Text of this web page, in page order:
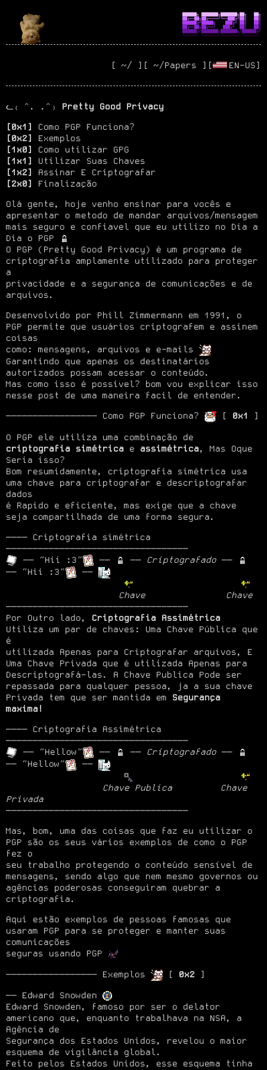
██████╗ ███████╗███████╗██╗   ██╗
██╔══██╗██╔════╝╚══███╔╝██║   ██║
██████╔╝█████╗    ███╔╝ ██║   ██║
██╔══██╗██╔══╝   ███╔╝  ██║   ██║
██████╔╝███████╗███████╗╚██████╔╝
╚═════╝ ╚══════╝╚══════╝ ╚═════╝
[ ~/ ] [ ~/Papers ] █████████
✶✶✶█████████
████████████
████████████
████████████ EN-US
ᓚ₍ ^. .^₎ Pretty Good Privacy
[0x1]
[0x2]
[1x0]
[1x1]
[1x2]
[2x0]
Finalização
Olá gente, hoje venho ensinar para vocês e
apresentar o metodo de mandar arquivos/mensagem
mais seguro e confiavel que eu utilizo no Dia a
Dia o PGP
O PGP (Pretty Good Privacy) é um programa de
criptografia amplamente utilizado para proteger
a
privacidade e a segurança de comunicações e de
arquivos.
Desenvolvido por Phill Zimmermann em 1991, o
PGP permite que usuários criptografem e assinem
coisas
como: mensagens, arquivos e e-mails
Garantindo que apenas os destinatários
autorizados possam acessar o conteúdo.
Mas como isso é possivel? bom vou explicar isso
nesse post de uma maneira facil de entender.
───────────────── Como PGP Funciona? [ 0x1 ]
criptografia simétrica e assimétrica, Mas Oque
Seria isso?
Bom resumidamente, criptografia simétrica usa
uma chave para criptografar e descriptografar
dados
é Rapido e eficiente, mas exige que a chave
seja compartilhada de uma forma segura.
──── Criptografia simétrica
── “Hii :3”
── ── Criptografado ──
── “Hii :3”
──
Chave
Chave
──────────────────────────────────
Por Outro lado, Criptografia Assimétrica
Utiliza um par de chaves: Uma Chave Pública que
é
utilizada Apenas para Criptografar arquivos, E
Uma Chave Privada que é utilizada Apenas para
Descriptografá-las. A Chave Publica Pode ser
repassada para qualquer pessoa, ja a sua chave
Privada tem que ser mantida em Segurança
maxima!
──── Criptografia Assimétrica
── “Hellow”
── ── Criptografado ──
── “Hellow”
──
Chave Publica
Chave
Privada
──────────────────────────────────
Mas, bom, uma das coisas que faz eu utilizar o
PGP são os seus vários exemplos de como o PGP
fez o
seu trabalho protegendo o conteúdo sensível de
mensagens, sendo algo que nem mesmo governos ou
agências poderosas conseguiram quebrar a
criptografia.
Aqui estão exemplos de pessoas famosas que
usaram PGP para se proteger e manter suas
comunicações
seguras usando PGP
───────────────── Exemplos [ 0x2 ]
── Edward Snowden
Edward Snowden, famoso por ser o delator
americano que, enquanto trabalhava na NSA, a
Agência de
Segurança dos Estados Unidos, revelou o maior
esquema de vigilância global.
Feito pelos Estados Unidos, esse esquema tinha